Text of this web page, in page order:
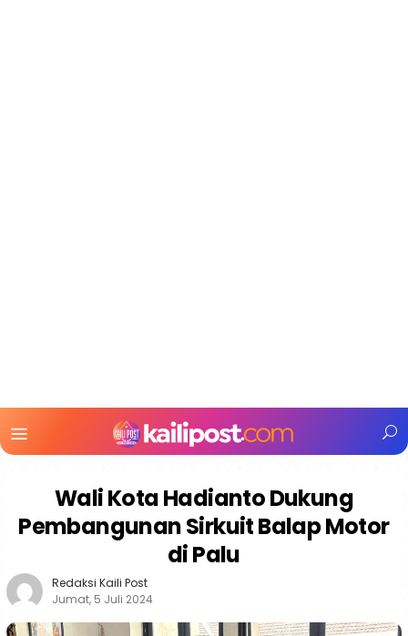
Mobile
Wali Kota Hadianto Dukung
Pembangunan Sirkuit Balap Motor
di Palu
Redaksi Kaili Post
Jumat, 5 Juli 2024